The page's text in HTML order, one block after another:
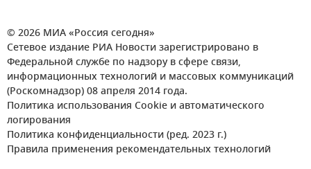
© 2026 МИА «Россия сегодня»
Сетевое издание РИА Новости зарегистрировано в
Федеральной службе по надзору в сфере связи,
информационных технологий и массовых коммуникаций
(Роскомнадзор) 08 апреля 2014 года.
Политика использования Cookie и автоматического
логирования
Политика конфиденциальности (ред. 2023 г.)
Правила применения рекомендательных технологий